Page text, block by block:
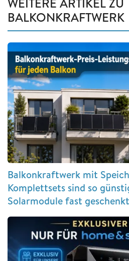
BALKONKRAFTWERK
Balkonkraftwerk mit
Komplettsets sind so
Solarmodule fast